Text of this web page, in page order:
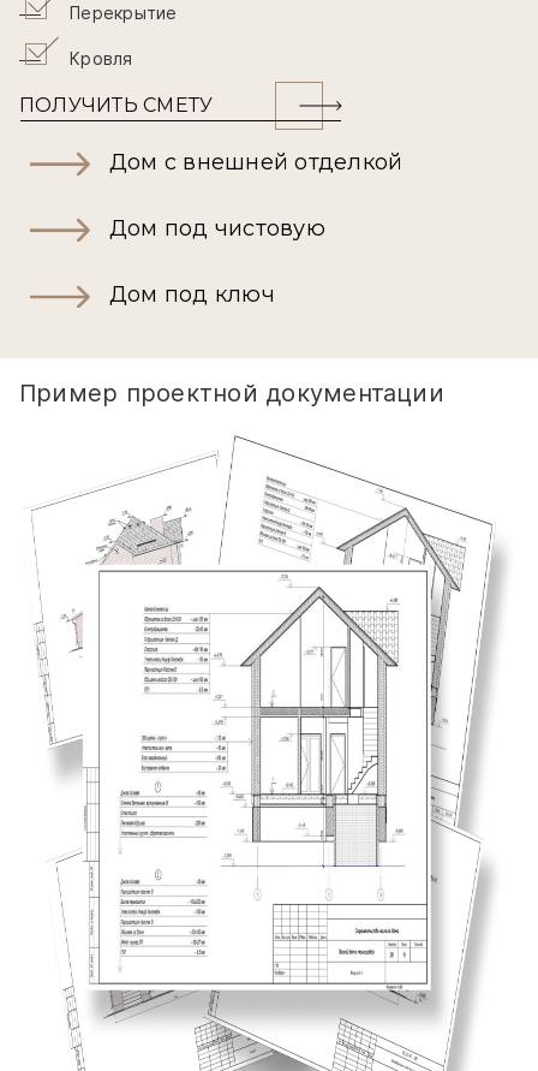
Перекрытие
Кровля
ПОЛУЧИТЬ СМЕТУ
Дом с внешней отделкой
Дом под чистовую
Дом под ключ
Пример проектной документации